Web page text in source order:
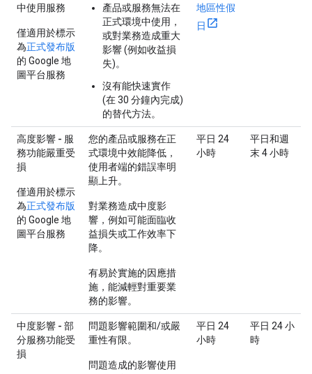
中使用服務
僅適用於標示
為正式發布版
的 Google 地
圖平台服務
產品或服務無法在
正式環境中使用，
或對業務造成重大
影響 (例如收益損
失)。
沒有能快速實作
(在 30 分鐘內完成)
的替代方法。
地區性假
日
高度影響 - 服
務功能嚴重受
損
僅適用於標示
為正式發布版
的 Google 地
圖平台服務
您的產品或服務在正
式環境中效能降低，
使用者端的錯誤率明
顯上升。
對業務造成中度影
響，例如可能面臨收
益損失或工作效率下
降。
有易於實施的因應措
施，能減輕對重要業
務的影響。
平日 24
小時
平日和週
末 4 小時
中度影響 - 部
分服務功能受
損
問題影響範圍和/或嚴
重性有限。
問題造成的影響使用
平日 24
小時
平日 24 小
時